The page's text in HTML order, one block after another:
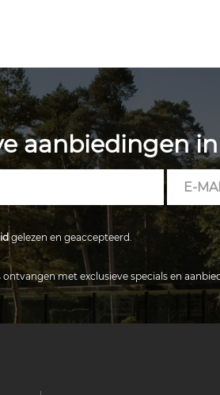
aanbiedingen
gelezen en geaccepteerd.
met exclusieve specials en